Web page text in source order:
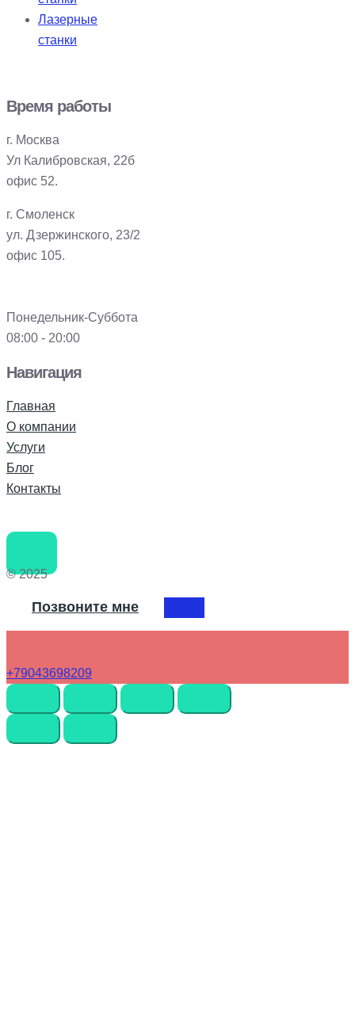
Лазерные
станки
Время работы
г. Москва
Ул Калибровская, 22б
офис 52.
г. Смоленск
ул. Дзержинского, 23/2
офис 105.
Понедельник-Суббота
08:00 - 20:00
Навигация
Главная
О компании
Услуги
Блог
Контакты
© 2025
Позвоните мне
+79043698209